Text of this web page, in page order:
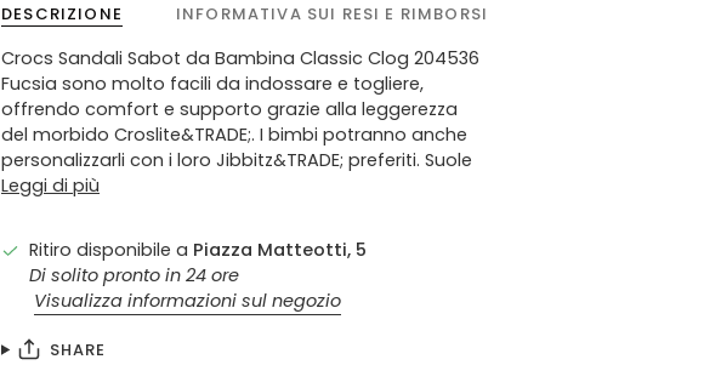
DESCRIZIONE INFORMATIVA SUI RESI E RIMBORSI
Crocs Sandali Sabot da Bambina Classic Clog 204536
Fucsia sono molto facili da indossare e togliere,
offrendo comfort e supporto grazie alla leggerezza
del morbido Croslite&TRADE;. I bimbi potranno anche
personalizzarli con i loro Jibbitz&TRADE; preferiti. Suole
Leggi di più
Ritiro disponibile a Piazza Matteotti, 5
Di solito pronto in 24 ore
Visualizza informazioni sul negozio
SHARE